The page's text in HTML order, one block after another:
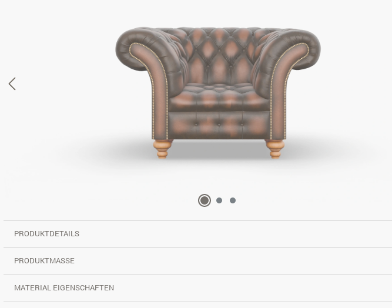
PRODUKTDETAILS
PRODUKTMASSE
MATERIAL EIGENSCHAFTEN